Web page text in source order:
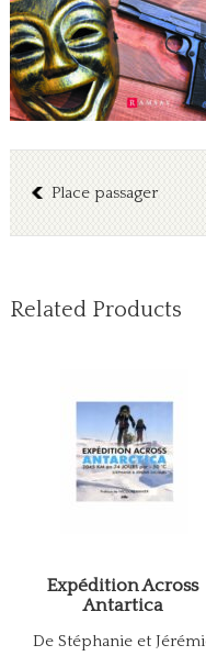
Place passager
Related Products
Expédition Across
Antartica
De Stéphanie et